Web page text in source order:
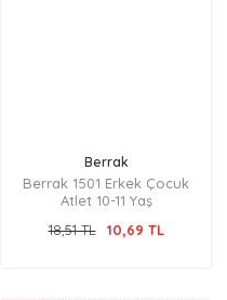
Berrak
Berrak 1501 Erkek Çocuk
Atlet 10-11 Yaş
18,51 TL
10,69 TL